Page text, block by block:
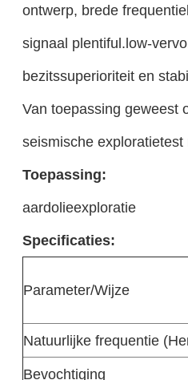
ontwerp, brede
signaal plentiful.low-
bezitssuperioriteit en
Van toepassing geweest
seismische exploratietest
Toepassing:
aardolieexploratie
Specificaties:
Parameter/Wijze
Natuurlijke frequentie
Bevochtiging